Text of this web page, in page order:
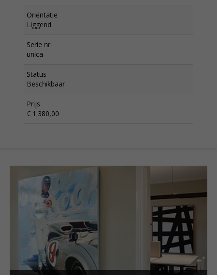
Oriëntatie
Liggend
Serie nr.
unica
Status
Beschikbaar
Prijs
€ 1.380,00